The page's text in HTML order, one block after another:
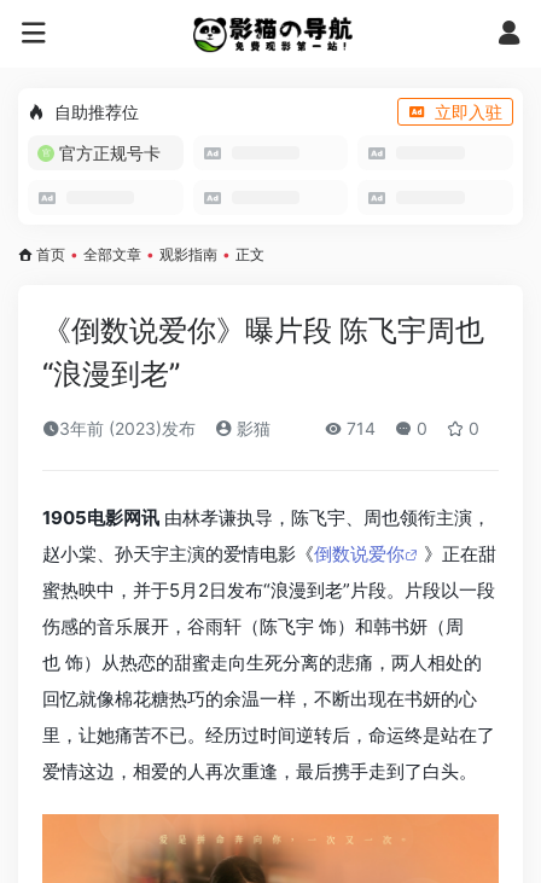
自助推荐位
立即入驻
官方正规号卡
首页 • 全部文章 • 观影指南 • 正文
《倒数说爱你》曝片段 陈飞宇周也
“浪漫到老”
3年前 (2023)发布 影猫 714 0 0
1905电影网讯 由林孝谦执导，陈飞宇、周也领衔主演，
赵小棠、孙天宇主演的爱情电影《倒数说爱你
》正在甜
蜜热映中，并于5月2日发布“浪漫到老”片段。片段以一段
伤感的音乐展开，谷雨轩（陈飞宇 饰）和韩书妍（周
也 饰）从热恋的甜蜜走向生死分离的悲痛，两人相处的
回忆就像棉花糖热巧的余温一样，不断出现在书妍的心
里，让她痛苦不已。经历过时间逆转后，命运终是站在了
爱情这边，相爱的人再次重逢，最后携手走到了白头。